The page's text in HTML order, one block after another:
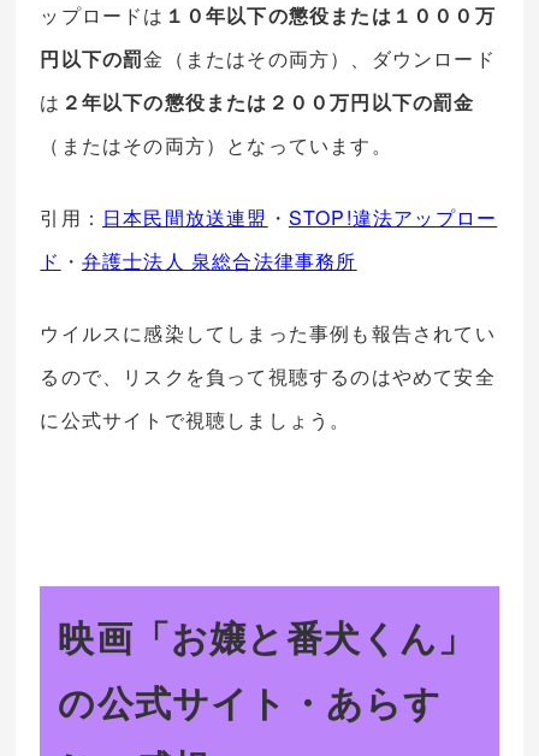
ップロードは １０年以下の懲役または１０００万
円以下の罰金（またはその両方）、ダウンロード
は ２年以下の懲役または２００万円以下の罰金
（またはその両方）となっています。
引用： 日本民間放送連盟 ・ STOP!違法アップロー
ド ・ 弁護士法人 泉総合法律事務所
ウイルスに感染してしまった事例も報告されてい
るので、リスクを負って視聴するのはやめて安全
に公式サイトで視聴しましょう。
映画「お嬢と番犬くん」
の公式サイト・あらす